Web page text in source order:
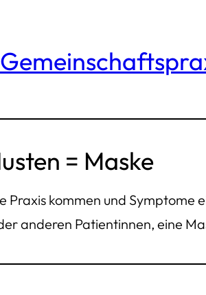
= Maske
Praxis kommen und
anderen Patientinnen, eine